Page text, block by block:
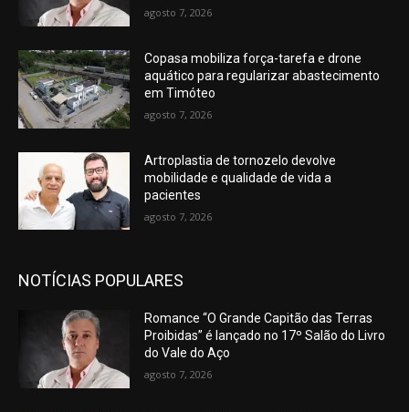
agosto 7, 2026
Copasa mobiliza força-tarefa e drone
aquático para regularizar abastecimento
em Timóteo
agosto 7, 2026
Artroplastia de tornozelo devolve
mobilidade e qualidade de vida a
pacientes
agosto 7, 2026
NOTÍCIAS POPULARES
Romance “O Grande Capitão das Terras
Proibidas” é lançado no 17º Salão do Livro
do Vale do Aço
agosto 7, 2026